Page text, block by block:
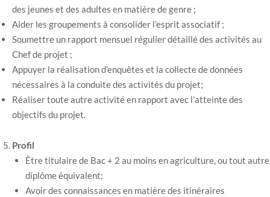
des jeunes et des adultes en matière de genre ;
Aider les groupements à consolider l’esprit associatif ;
Soumettre un rapport mensuel régulier détaillé des activités au
Chef de projet ;
Appuyer la réalisation d’enquêtes et la collecte de données
nécessaires à la conduite des activités du projet;
Réaliser toute autre activité en rapport avec l’atteinte des
objectifs du projet.
Profil
Être titulaire de Bac + 2 au moins en agriculture, ou tout autre
diplôme équivalent;
Avoir des connaissances en matière des itinéraires